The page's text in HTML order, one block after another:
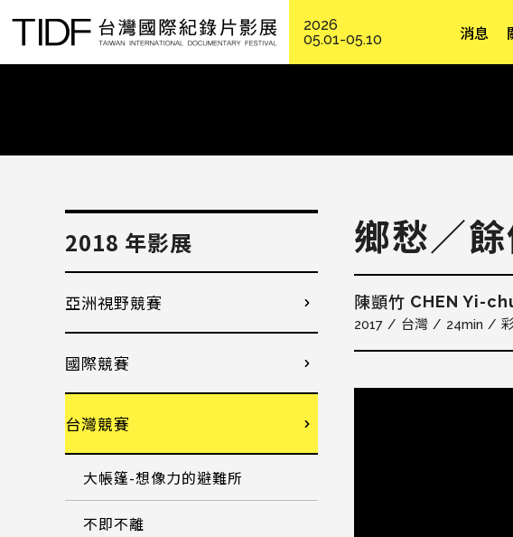
2026
05.01-05.10
消息
鄉愁／
陳顗竹 CHEN Yi-
2017 台灣 24min
2018 年影展
亞洲視野競賽
國際競賽
台灣競賽
大帳篷-想像力的避難所
不即不離